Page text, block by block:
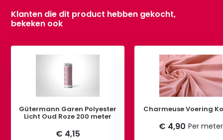
Klanten die dit product hebben gekocht,
bekeken ook
Gütermann Garen Polyester
Licht Oud Roze 200 meter
€ 4,15
Charmeuse Voering
€ 4,90 Per meter